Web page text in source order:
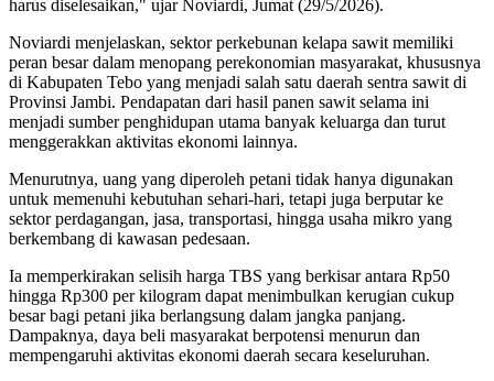
harus diselesaikan," ujar Noviardi, Jumat (29/5/2026).
Noviardi menjelaskan, sektor perkebunan kelapa sawit memiliki
peran besar dalam menopang perekonomian masyarakat, khususnya
di Kabupaten Tebo yang menjadi salah satu daerah sentra sawit di
Provinsi Jambi. Pendapatan dari hasil panen sawit selama ini
menjadi sumber penghidupan utama banyak keluarga dan turut
menggerakkan aktivitas ekonomi lainnya.
Menurutnya, uang yang diperoleh petani tidak hanya digunakan
untuk memenuhi kebutuhan sehari-hari, tetapi juga berputar ke
sektor perdagangan, jasa, transportasi, hingga usaha mikro yang
berkembang di kawasan pedesaan.
Ia memperkirakan selisih harga TBS yang berkisar antara Rp50
hingga Rp300 per kilogram dapat menimbulkan kerugian cukup
besar bagi petani jika berlangsung dalam jangka panjang.
Dampaknya, daya beli masyarakat berpotensi menurun dan
mempengaruhi aktivitas ekonomi daerah secara keseluruhan.